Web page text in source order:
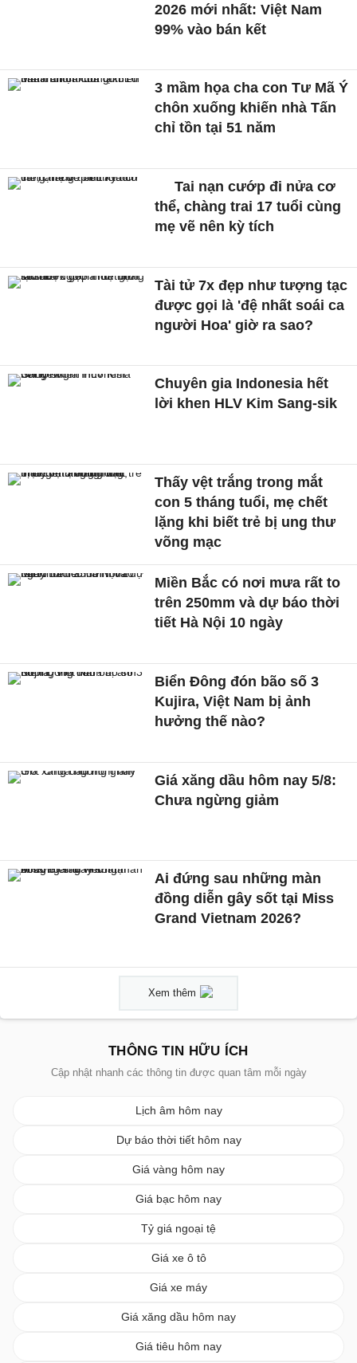
2026 mới nhất: Việt Nam
99% vào bán kết
3 mầm họa cha con Tư Mã Ý
chôn xuống khiến nhà Tấn
chỉ tồn tại 51 năm
Tai nạn cướp đi nửa cơ
thể, chàng trai 17 tuổi cùng
mẹ vẽ nên kỳ tích
Tài tử 7x đẹp như tượng tạc
được gọi là 'đệ nhất soái ca
người Hoa' giờ ra sao?
Chuyên gia Indonesia hết
lời khen HLV Kim Sang-sik
Thấy vệt trắng trong mắt
con 5 tháng tuổi, mẹ chết
lặng khi biết trẻ bị ung thư
võng mạc
Miền Bắc có nơi mưa rất to
trên 250mm và dự báo thời
tiết Hà Nội 10 ngày
Biển Đông đón bão số 3
Kujira, Việt Nam bị ảnh
hưởng thế nào?
Giá xăng dầu hôm nay 5/8:
Chưa ngừng giảm
Ai đứng sau những màn
đồng diễn gây sốt tại Miss
Grand Vietnam 2026?
Xem thêm
THÔNG TIN HỮU ÍCH
Cập nhật nhanh các thông tin được quan tâm mỗi ngày
Lịch âm hôm nay
Dự báo thời tiết hôm nay
Giá vàng hôm nay
Giá bạc hôm nay
Tỷ giá ngoại tệ
Giá xe ô tô
Giá xe máy
Giá xăng dầu hôm nay
Giá tiêu hôm nay